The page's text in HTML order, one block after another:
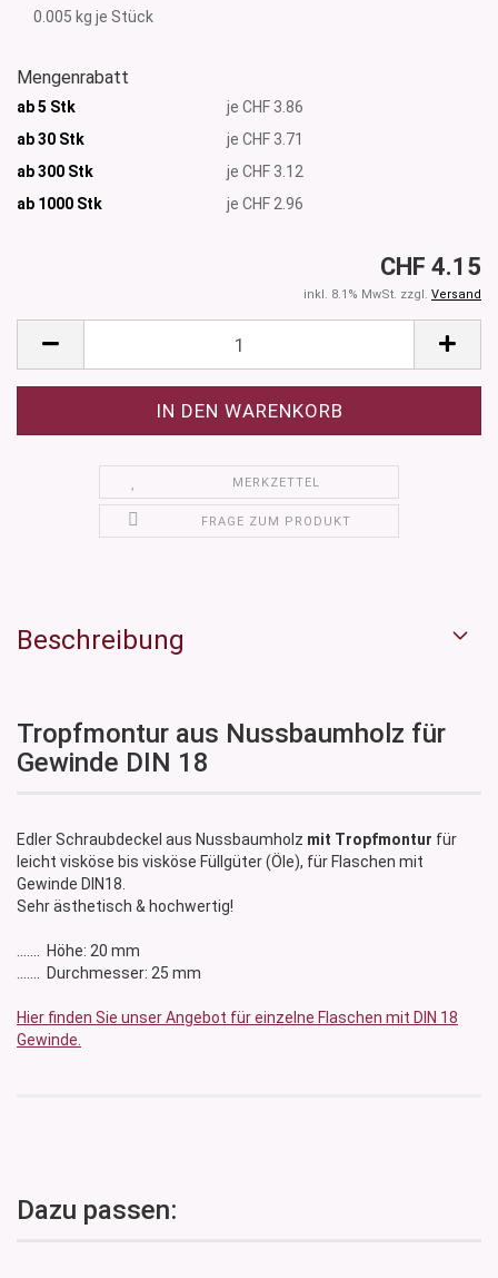
0.005 kg je Stück
Mengenrabatt
ab 5 Stk
je CHF 3.86
ab 30 Stk
je CHF 3.71
ab 300 Stk
je CHF 3.12
ab 1000 Stk je CHF 2.96
CHF 4.15
inkl. 8.1% MwSt. zzgl. Versand
MERKZETTEL
FRAGE ZUM PRODUKT
Beschreibung
Tropfmontur aus Nussbaumholz für
Gewinde DIN 18
Edler Schraubdeckel aus Nussbaumholz mit Tropfmontur für
leicht visköse bis visköse Füllgüter (Öle), für Flaschen mit
Gewinde DIN18.
Sehr ästhetisch & hochwertig!
....... Höhe: 20 mm
....... Durchmesser: 25 mm
Hier finden Sie unser Angebot für einzelne Flaschen mit DIN 18
Gewinde.
Dazu passen: